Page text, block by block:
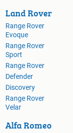
Land Rover
Range Rover
Evoque
Range Rover
Sport
Range Rover
Defender
Discovery
Range Rover
Velar
Alfa Romeo